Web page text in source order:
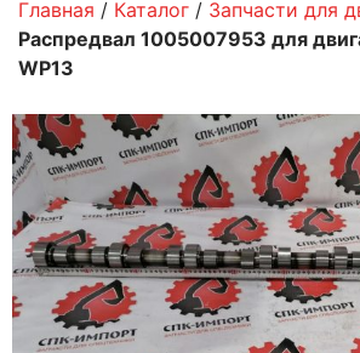
Главная / Каталог / Запчасти для
Распредвал 1005007953 для
WP13